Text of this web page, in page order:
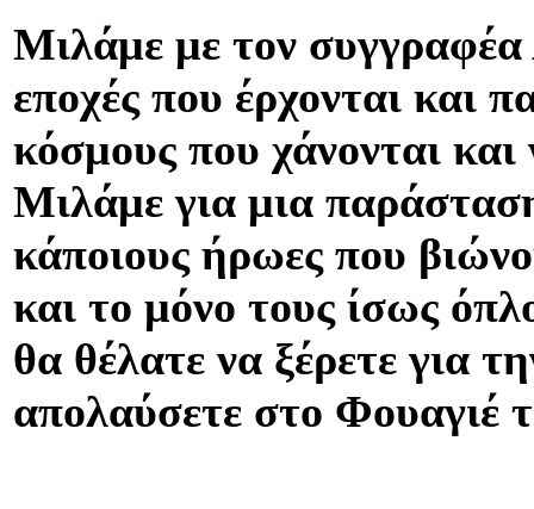
Μιλάμε με τον
εποχές που έρχονται και
κόσμους που χάνονται και
Μιλάμε για μια
κάποιους ήρωες που
και το μόνο τους ίσως
θα θέλατε να ξέρετε για
απολαύσετε στο Φουαγιέ